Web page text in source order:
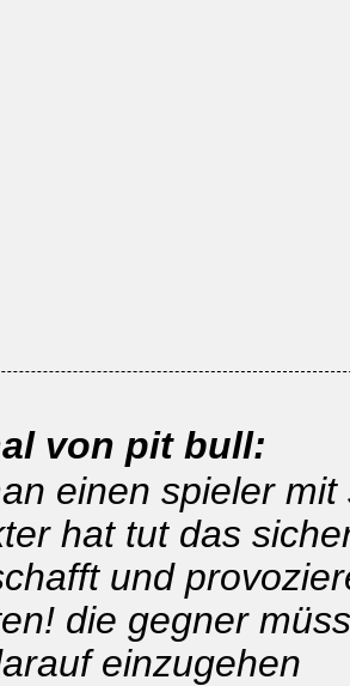
von pit bull:
einen spieler mit
hat tut das
und
die gegner
einzugehen